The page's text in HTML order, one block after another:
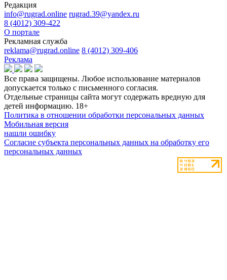
Редакция
info@rugrad.online rugrad.39@yandex.ru
8 (4012) 309-422
О портале
Рекламная служба
reklama@rugrad.online 8 (4012) 309-406
Реклама
Все права защищены. Любое использование материалов
допускается только с письменного согласия.
Отдельные страницы сайта могут содержать вредную для
детей информацию. 18+
Политика в отношении обработки персональных данных
Мобильная версия
нашли ошибку
Согласие субъекта персональных данных на обработку его
персональных данных